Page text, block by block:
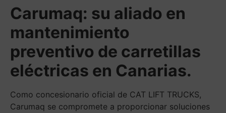
Carumaq: su aliado en
mantenimiento
preventivo de carretillas
eléctricas en Canarias.
Como concesionario oficial de CAT LIFT TRUCKS,
Carumaq se compromete a proporcionar soluciones